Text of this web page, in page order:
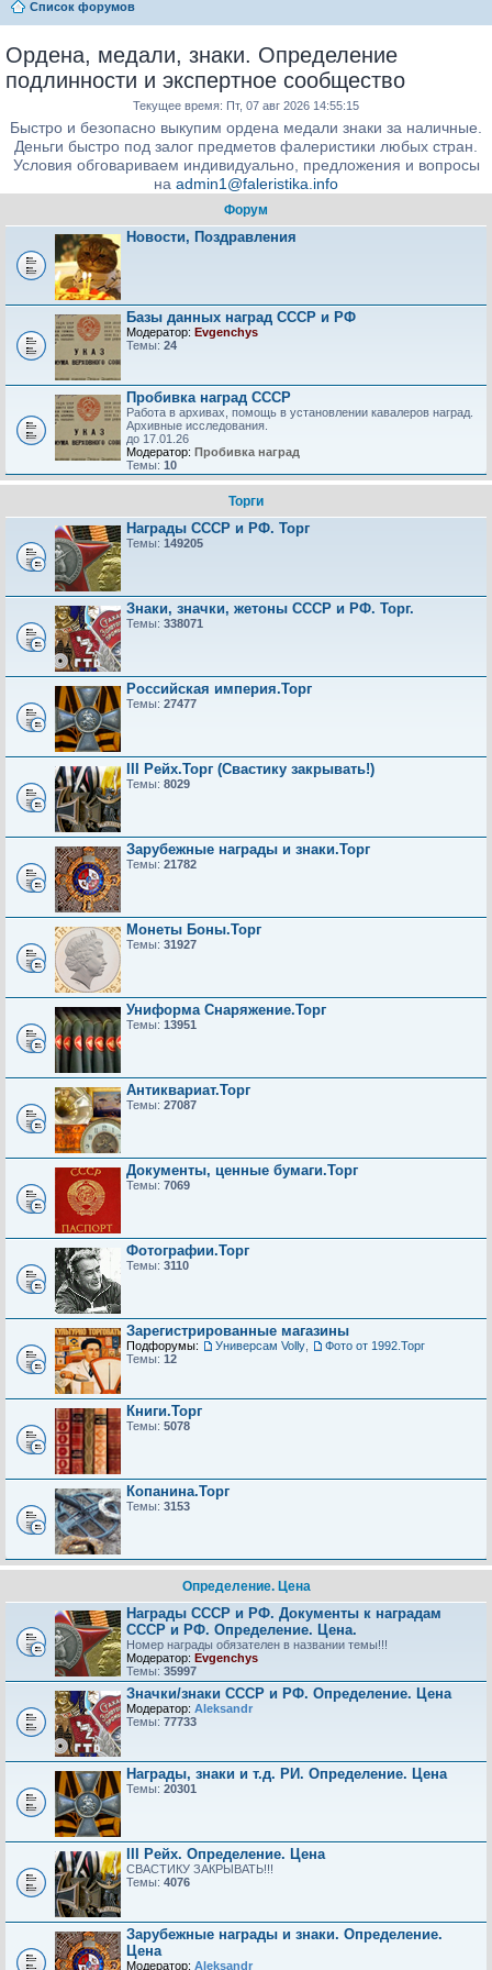
Список форумов
Ордена, медали, знаки. Определение
подлинности и экспертное сообщество
Текущее время: Пт, 07 авг 2026 14:55:15
Быстро и безопасно выкупим ордена медали знаки за наличные.
Деньги быстро под залог предметов фалеристики любых стран.
Условия обговариваем индивидуально, предложения и вопросы
на admin1@faleristika.info
Форум
Новости, Поздравления
Базы данных наград СССР и РФ
Модератор: Evgenchys
Темы: 24
Пробивка наград СССР
Работа в архивах, помощь в установлении кавалеров наград.
Архивные исследования.
до 17.01.26
Модератор: Пробивка наград
Темы: 10
Торги
Награды СССР и РФ. Торг
Темы: 149205
Знаки, значки, жетоны СССР и РФ. Торг.
Темы: 338071
Российская империя.Торг
Темы: 27477
III Рейх.Торг (Свастику закрывать!)
Темы: 8029
Зарубежные награды и знаки.Торг
Темы: 21782
Монеты Боны.Торг
Темы: 31927
Униформа Снаряжение.Торг
Темы: 13951
Антиквариат.Торг
Темы: 27087
Документы, ценные бумаги.Торг
Темы: 7069
Фотографии.Торг
Темы: 3110
Зарегистрированные магазины
Подфорумы: Универсам Volly
Фото от 1992.Торг
Темы: 12
Книги.Торг
Темы: 5078
Копанина.Торг
Темы: 3153
Определение. Цена
Награды СССР и РФ. Документы к наградам
СССР и РФ. Определение. Цена.
Номер награды обязателен в названии темы!!!
Модератор: Evgenchys
Темы: 35997
Значки/знаки СССР и РФ. Определение. Цена
Модератор: Aleksandr
Темы: 77733
Награды, знаки и т.д. РИ. Определение. Цена
Темы: 20301
III Рейх. Определение. Цена
СВАСТИКУ ЗАКРЫВАТЬ!!!
Темы: 4076
Зарубежные награды и знаки. Определение.
Цена
Модератор: Aleksandr